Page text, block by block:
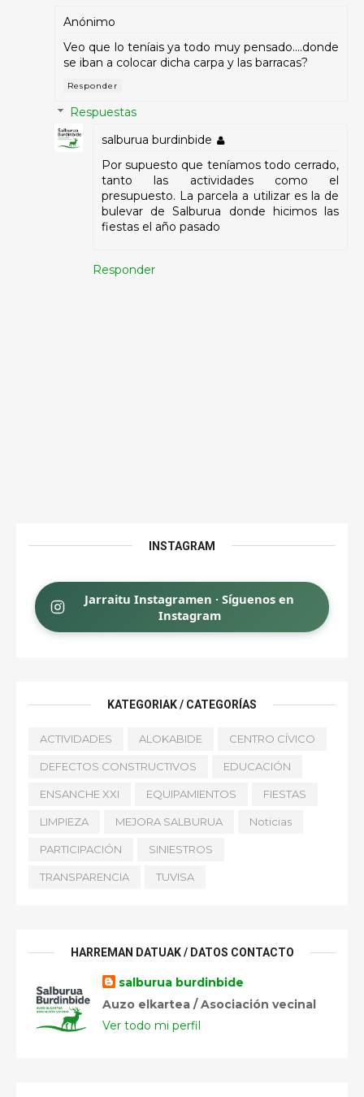
Anónimo
Veo que lo teníais ya todo muy pensado....donde
se iban a colocar dicha carpa y las barracas?
Responder
Respuestas
salburua burdinbide
Por supuesto que teníamos todo cerrado,
tanto las actividades como el
presupuesto. La parcela a utilizar es la de
bulevar de Salburua donde hicimos las
fiestas el año pasado
Responder
INSTAGRAM
Jarraitu Instagramen · Síguenos en
Instagram
KATEGORIAK / CATEGORÍAS
ACTIVIDADES ALOKABIDE CENTRO CÍVICO
DEFECTOS CONSTRUCTIVOS EDUCACIÓN
ENSANCHE XXI EQUIPAMIENTOS FIESTAS
LIMPIEZA MEJORA SALBURUA Noticias
PARTICIPACIÓN SINIESTROS
TRANSPARENCIA TUVISA
HARREMAN DATUAK / DATOS CONTACTO
salburua burdinbide
Auzo elkartea / Asociación vecinal
Ver todo mi perfil